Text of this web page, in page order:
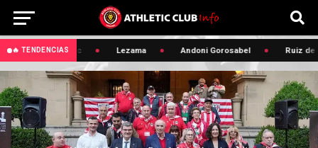
🔥 TENDENCIAS
🔥 Edin Terzic Lezama Andoni Gorosabel Ruiz de